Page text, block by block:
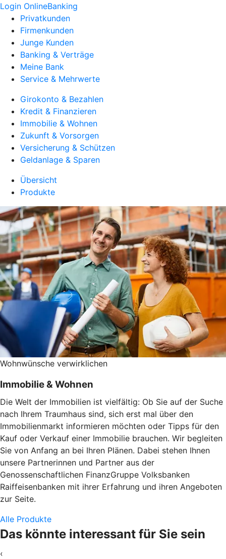
Login OnlineBanking
Privatkunden
Firmenkunden
Junge Kunden
Banking & Verträge
Meine Bank
Service & Mehrwerte
Girokonto & Bezahlen
Kredit & Finanzieren
Immobilie & Wohnen
Zukunft & Vorsorgen
Versicherung & Schützen
Geldanlage & Sparen
Übersicht
Produkte
Wohnwünsche verwirklichen
Immobilie & Wohnen
Die Welt der Immobilien ist vielfältig: Ob Sie auf der Suche
nach Ihrem Traumhaus sind, sich erst mal über den
Immobilienmarkt informieren möchten oder Tipps für den
Kauf oder Verkauf einer Immobilie brauchen. Wir begleiten
Sie von Anfang an bei Ihren Plänen. Dabei stehen Ihnen
unsere Partnerinnen und Partner aus der
Genossenschaftlichen FinanzGruppe Volksbanken
Raiffeisenbanken mit ihrer Erfahrung und ihren Angeboten
zur Seite.
Alle Produkte
Das könnte interessant für Sie sein
‹